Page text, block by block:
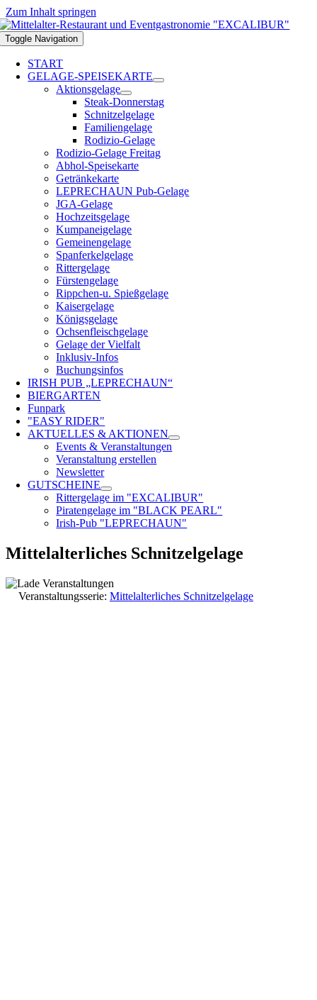
Zum Inhalt springen
Toggle Navigation
START
GELAGE-SPEISEKARTE
Aktionsgelage
Steak-Donnerstag
Schnitzelgelage
Familiengelage
Rodizio-Gelage
Rodizio-Gelage Freitag
Abhol-Speisekarte
Getränkekarte
LEPRECHAUN Pub-Gelage
JGA-Gelage
Hochzeitsgelage
Kumpaneigelage
Gemeinengelage
Spanferkelgelage
Rittergelage
Fürstengelage
Rippchen-u. Spießgelage
Kaisergelage
Königsgelage
Ochsenfleischgelage
Gelage der Vielfalt
Inklusiv-Infos
Buchungsinfos
IRISH PUB „LEPRECHAUN“
BIERGARTEN
Funpark
"EASY RIDER"
AKTUELLES & AKTIONEN
Events & Veranstaltungen
Veranstaltung erstellen
Newsletter
GUTSCHEINE
Rittergelage im "EXCALIBUR"
Piratengelage im "BLACK PEARL"
Irish-Pub "LEPRECHAUN"
Mittelalterliches Schnitzelgelage
Veranstaltungsserie: Mittelalterliches Schnitzelgelage